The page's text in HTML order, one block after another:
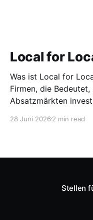
Local for
Was ist Local for Local? Das ist eine
Firmen, die
Absatzmärkten
entwickeln. Diese
28 Juni 2026 2 min read
Stellen